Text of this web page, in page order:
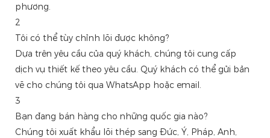
phương.
2
Tôi có thể tùy chỉnh lõi được không?
Dựa trên yêu cầu của quý khách, chúng tôi cung cấp
dịch vụ thiết kế theo yêu cầu. Quý khách có thể gửi bản
vẽ cho chúng tôi qua WhatsApp hoặc email.
3
Bạn đang bán hàng cho những quốc gia nào?
Chúng tôi xuất khẩu lõi thép sang Đức, Ý, Pháp, Anh,